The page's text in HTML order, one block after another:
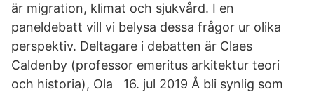
är migration, klimat och sjukvård. I en
paneldebatt vill vi belysa dessa frågor ur olika
perspektiv. Deltagare i debatten är Claes
Caldenby (professor emeritus arkitektur teori
och historia), Ola 16. jul 2019 Å bli synlig som